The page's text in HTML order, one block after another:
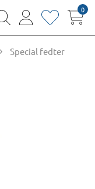
magnifying
user
heart0
Special fedter